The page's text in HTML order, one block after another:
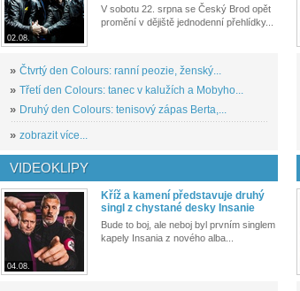
02.08.
V sobotu 22. srpna se Český Brod opět
promění v dějiště jednodenní přehlídky...
» Čtvrtý den Colours: ranní peozie, ženský...
» Třetí den Colours: tanec v kalužích a Mobyho...
» Druhý den Colours: tenisový zápas Berta,...
» zobrazit více...
VIDEOKLIPY
04.08.
Kříž a kamení představuje druhý
singl z chystané desky Insanie
Bude to boj, ale neboj byl prvním singlem
kapely Insania z nového alba...